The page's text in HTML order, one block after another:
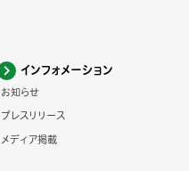
インフォメーション
お知らせ
プレスリリース
メディア掲載